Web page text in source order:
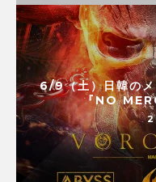
6/9（土）日韓のメ
『NO